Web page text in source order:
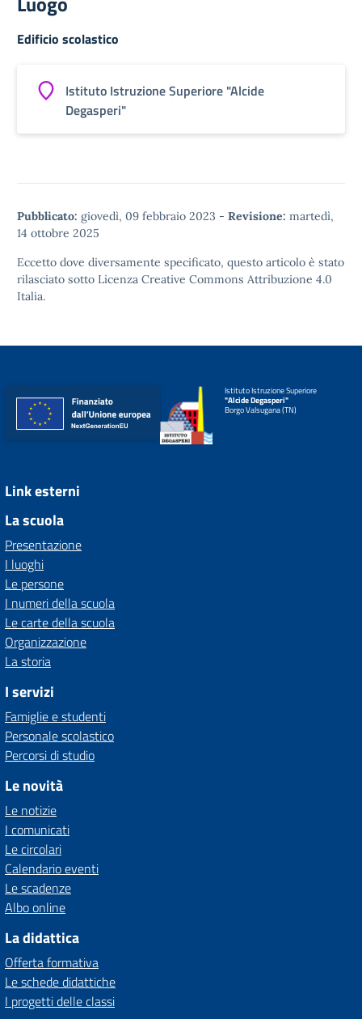
Edificio scolastico
Istituto Istruzione Superiore "Alcide
Degasperi"
Pubblicato: giovedì, 09 febbraio 2023 - Revisione: martedì,
14 ottobre 2025
Eccetto dove diversamente specificato, questo articolo è stato
rilasciato sotto Licenza Creative Commons Attribuzione 4.0
Italia.
Istituto Istruzione Superiore
"Alcide Degasperi"
Borgo Valsugana (TN)
Link esterni
La scuola
Presentazione
I luoghi
Le persone
I numeri della scuola
Le carte della scuola
Organizzazione
La storia
I servizi
Famiglie e studenti
Personale scolastico
Percorsi di studio
Le novità
Le notizie
I comunicati
Le circolari
Calendario eventi
Le scadenze
Albo online
La didattica
Offerta formativa
Le schede didattiche
I progetti delle classi